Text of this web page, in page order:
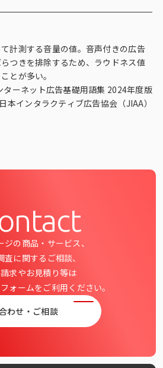
ーチ
する課題
題
に関する課題
題
計測する音量の値。音声付きの広告
つきを排除するため、ラウドネス値
とが多い。
ターネット広告基礎用語集 2024年度版
本インタラクティブ広告協会（JIAA）
ジの商品・サービス、
査に関するご相談、
求やお見積り等は
ォームをご利用ください。
わせ・ご相談